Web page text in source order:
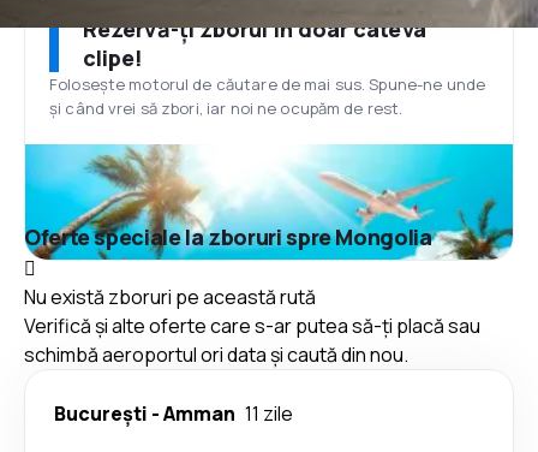
Rezervă-ți zborul în doar câteva
clipe!
Folosește motorul de căutare de mai sus. Spune-ne unde
și când vrei să zbori, iar noi ne ocupăm de rest.
Oferte speciale la zboruri spre Mongolia
Nu există zboruri pe această rută
Verifică și alte oferte care s-ar putea să-ți placă sau
schimbă aeroportul ori data și caută din nou.
București -Amman 11 zile